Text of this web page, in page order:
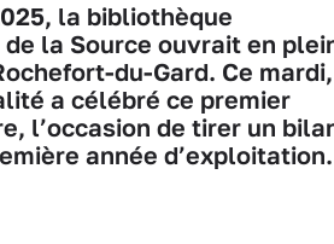
la bibliothèque
la Source ouvrait en
du-Gard. Ce mardi,
a célébré ce premier
l’occasion de tirer un
année d’exploitation.